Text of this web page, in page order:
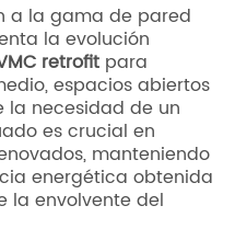
a la gama de pared
la evolución
retrofitpara
espacios abiertos
la necesidad de un
es crucial en
manteniendo
energética obtenida
la envolvente del